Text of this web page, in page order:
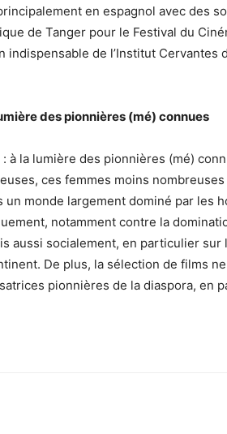
en espagnol avec des
de Tanger pour le Festival du
de l’Institut Cervantes
des pionnières (mé) connues
à la lumière des pionnières (mé)
ces femmes moins
monde largement dominé par les
notamment contre la
aussi socialement, en particulier sur
De plus, la sélection de films
pionnières de la diaspora, en